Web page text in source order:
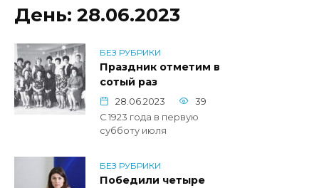
День: 28.06.2023
БЕЗ РУБРИКИ
Праздник отметим в
сотый раз
28.06.2023
39
С 1923 года в первую
субботу июля
БЕЗ РУБРИКИ
Победили четыре